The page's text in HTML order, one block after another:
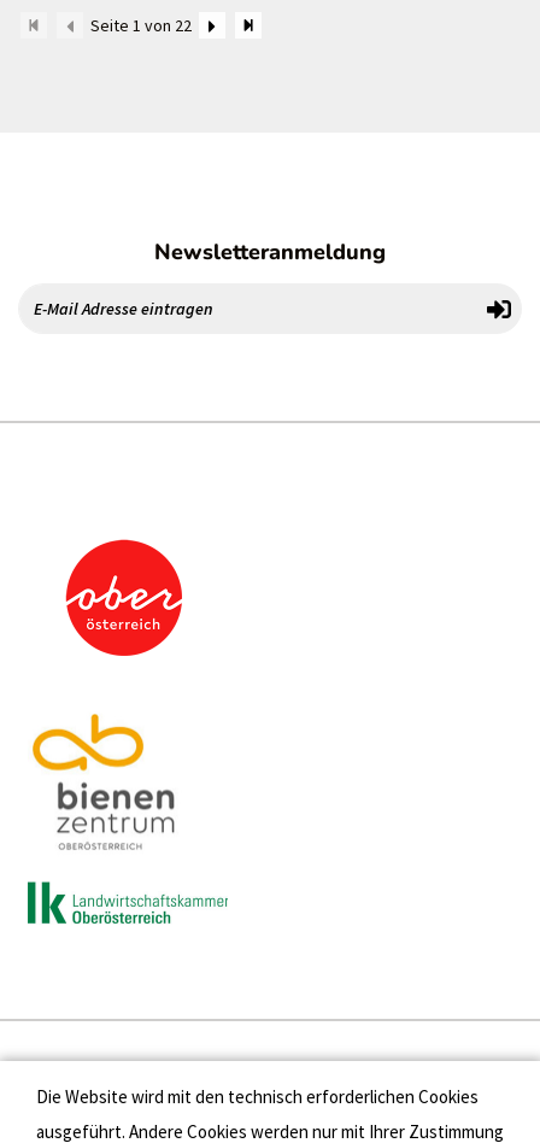
Seite 1 von 22
Newsletteranmeldung
Presse
Kontakt
Die Website wird mit den technisch erforderlichen Cookies
ausgeführt. Andere Cookies werden nur mit Ihrer Zustimmung